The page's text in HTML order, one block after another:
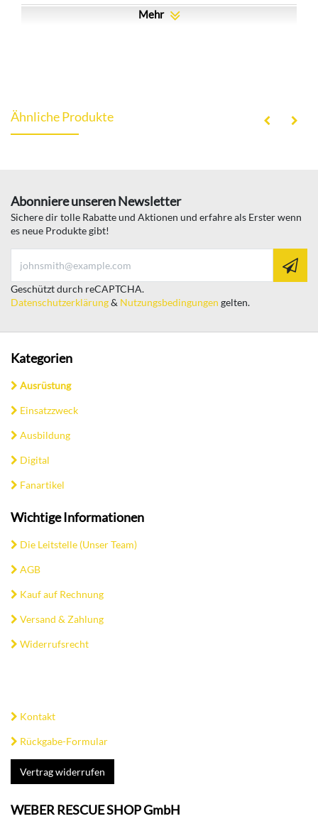
Mehr
Ähnliche Produkte
Abonniere unseren Newsletter
Sichere dir tolle Rabatte und Aktionen und erfahre als Erster wenn
es neue Produkte gibt!
Geschützt durch reCAPTCHA.
Datenschutzerklärung& Nutzungsbedingungen gelten.
Kategorien
Ausrüstung
Einsatzzweck
Ausbildung
Digital
Fanartikel
Wichtige Informationen
Die Leitstelle (Unser Team)
AGB
Kauf auf Rechnung
Versand & Zahlung
Widerrufsrecht
Kontakt
Rückgabe-Formular
Vertrag widerrufen
WEBER RESCUE SHOP GmbH